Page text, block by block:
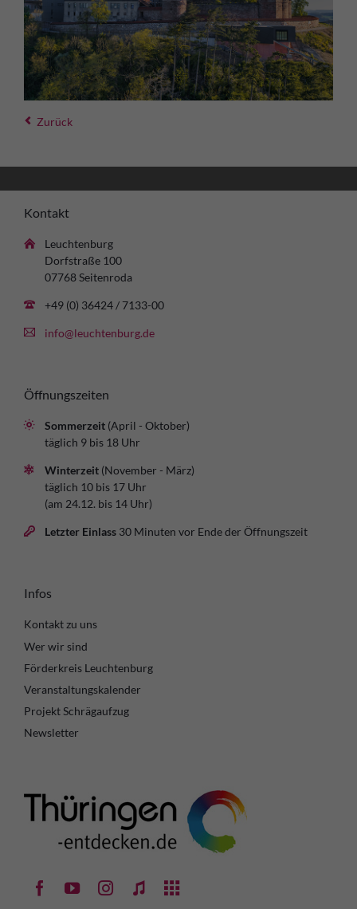
Zurück
Kontakt
Leuchtenburg
Dorfstraße 100
07768 Seitenroda
+49 (0) 36424 / 7133-00
info@leuchtenburg.de
Öffnungszeiten
Sommerzeit (April - Oktober)
täglich 9 bis 18 Uhr
Winterzeit (November - März)
täglich 10 bis 17 Uhr
(am 24.12. bis 14 Uhr)
Letzter Einlass 30 Minuten vor Ende der Öffnungszeit
Infos
Kontakt zu uns
Wer wir sind
Förderkreis Leuchtenburg
Veranstaltungskalender
Projekt Schrägaufzug
Newsletter